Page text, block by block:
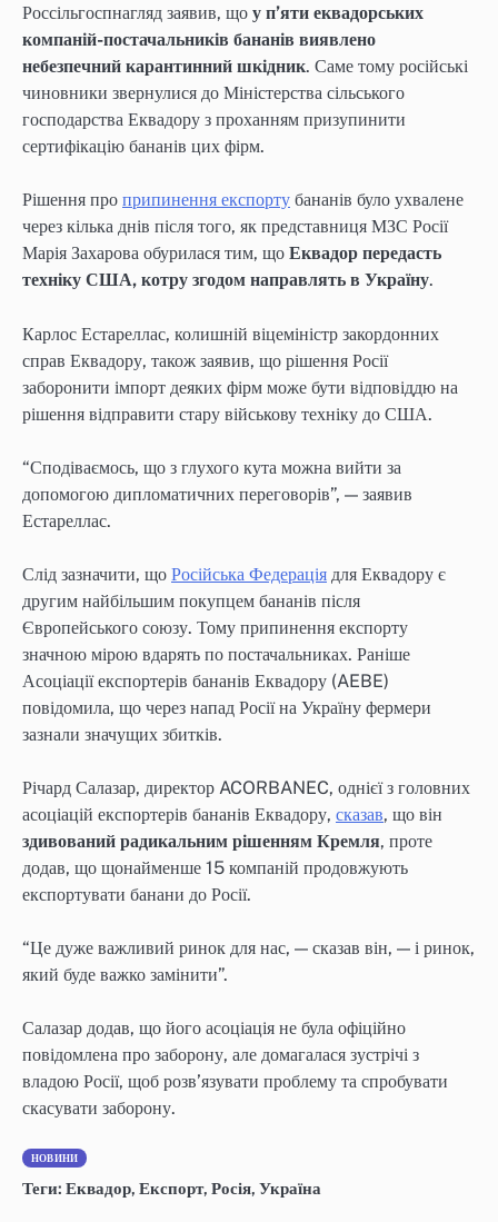
Россільгоспнагляд заявив, що у п’яти еквадорських
компаній-постачальників бананів виявлено
небезпечний карантинний шкідник. Саме тому російські
чиновники звернулися до Міністерства сільського
господарства Еквадору з проханням призупинити
сертифікацію бананів цих фірм.
Рішення про припинення експорту бананів було ухвалене
через кілька днів після того, як представниця МЗС Росії
Марія Захарова обурилася тим, що Еквадор передасть
техніку США, котру згодом направлять в Україну.
Карлос Естареллас, колишній віцеміністр закордонних
справ Еквадору, також заявив, що рішення Росії
заборонити імпорт деяких фірм може бути відповіддю на
рішення відправити стару військову техніку до США.
“Сподіваємось, що з глухого кута можна вийти за
допомогою дипломатичних переговорів”, — заявив
Естареллас.
Слід зазначити, що Російська Федерація для Еквадору є
другим найбільшим покупцем бананів після
Європейського союзу. Тому припинення експорту
значною мірою вдарять по постачальниках. Раніше
Асоціації експортерів бананів Еквадору (AEBE)
повідомила, що через напад Росії на Україну фермери
зазнали значущих збитків.
Річард Салазар, директор ACORBANEC, однієї з головних
асоціацій експортерів бананів Еквадору, сказав, що він
здивований радикальним рішенням Кремля, проте
додав, що щонайменше 15 компаній продовжують
експортувати банани до Росії.
“Це дуже важливий ринок для нас, — сказав він, — і ринок,
який буде важко замінити”.
Салазар додав, що його асоціація не була офіційно
повідомлена про заборону, але домагалася зустрічі з
владою Росії, щоб розв’язувати проблему та спробувати
скасувати заборону.
НОВИНИ
Теги: Еквадор, Експорт, Росія, Україна